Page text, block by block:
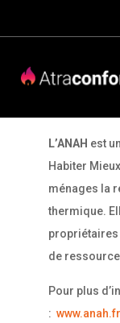
L’aide de
L’ANAH est
Habiter
ménages la
thermique.
de
Pour plus
: www.anah.fr